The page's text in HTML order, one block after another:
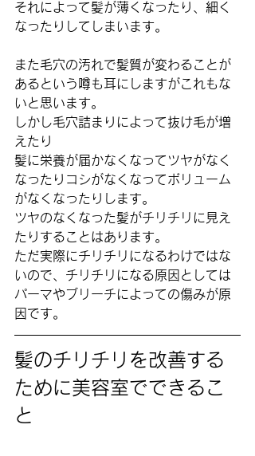
それによって髪が薄くなったり、細く
なったりしてしまいます。
また毛穴の汚れで髪質が変わることが
あるという噂も耳にしますがこれもな
いと思います。
しかし毛穴詰まりによって抜け毛が増
えたり
髪に栄養が届かなくなってツヤがなく
なったりコシがなくなってボリューム
がなくなったりします。
ツヤのなくなった髪がチリチリに見え
たりすることはあります。
ただ実際にチリチリになるわけではな
いので、チリチリになる原因としては
パーマやブリーチによっての傷みが原
因です。
髪のチリチリを改善する
ために美容室でできるこ
と